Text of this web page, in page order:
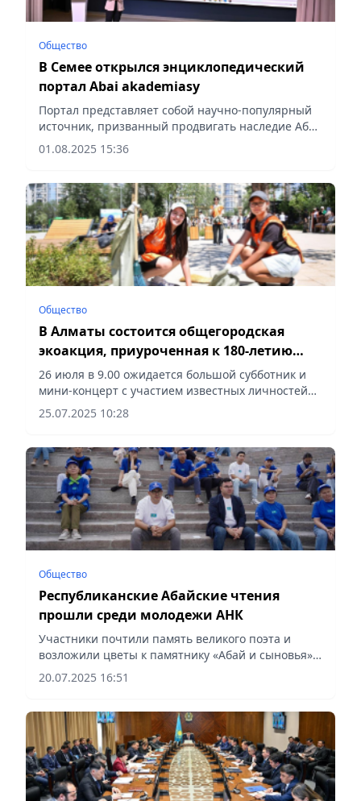
Общество
В Семее открылся энциклопедический
портал Abai akademiasy
Портал представляет собой научно-популярный
источник, призванный продвигать наследие Абая
среди молодёжи и предоставлять полную
информацию о его жизни и творчестве, сообщает
01.08.2025 15:36
Общество
В Алматы состоится общегородская
экоакция, приуроченная к 180-летию
Абая Кунанбая
26 июля в 9.00 ожидается большой субботник и
мини-концерт с участием известных личностей
на площади Абая, сообщает Vecher.kz.
25.07.2025 10:28
Общество
Республиканские Абайские чтения
прошли среди молодежи АНК
Участники почтили память великого поэта и
возложили цветы к памятнику «Абай и сыновья»,
сообщает Vecher.kz.
20.07.2025 16:51